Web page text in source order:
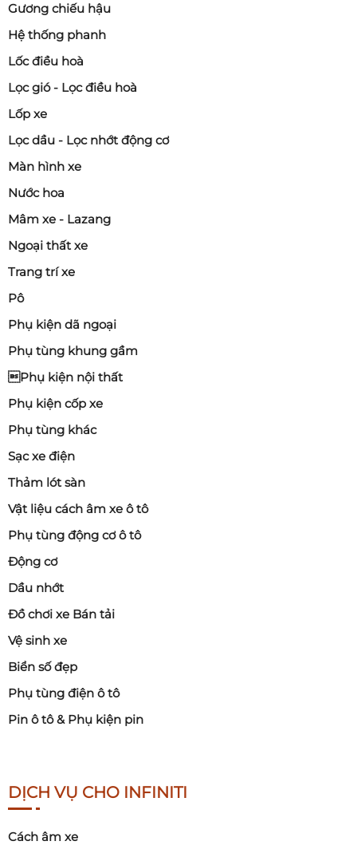
Gương chiếu hậu
Hệ thống phanh
Lốc điều hoà
Lọc gió - Lọc điều hoà
Lốp xe
Lọc dầu - Lọc nhớt động cơ
Màn hình xe
Nước hoa
Mâm xe - Lazang
Ngoại thất xe
Trang trí xe
Pô
Phụ kiện dã ngoại
Phụ tùng khung gầm
Phụ kiện nội thất
Phụ kiện cốp xe
Phụ tùng khác
Sạc xe điện
Thảm lót sàn
Vật liệu cách âm xe ô tô
Phụ tùng động cơ ô tô
Động cơ
Dầu nhớt
Đồ chơi xe Bán tải
Vệ sinh xe
Biển số đẹp
Phụ tùng điện ô tô
Pin ô tô & Phụ kiện pin
DỊCH VỤ CHO INFINITI
Cách âm xe